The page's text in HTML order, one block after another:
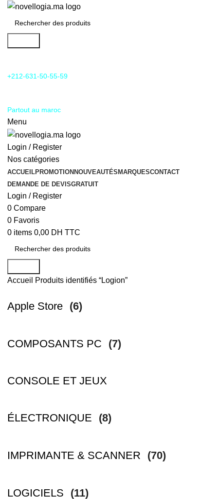
+212-631-50-55-59
Partout au maroc
Menu
Login / Register
Nos catégories
ACCUEILPROMOTIONNOUVEAUTÉSMARQUESCONTACT
DEMANDE DE DEVISGRATUIT
Login / Register
0 Compare
0 Favoris
0 items 0,00 DH TTC
Accueil
Produits identifiés “Logion”
Apple Store (6)
COMPOSANTS PC (7)
CONSOLE ET JEUX
ÉLECTRONIQUE (8)
IMPRIMANTE & SCANNER (70)
LOGICIELS (11)